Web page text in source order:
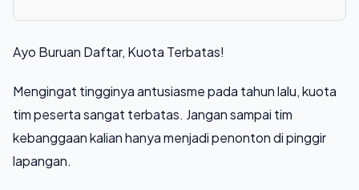
Ayo Buruan Daftar, Kuota Terbatas!
Mengingat tingginya antusiasme pada tahun lalu, kuota
tim peserta sangat terbatas. Jangan sampai tim
kebanggaan kalian hanya menjadi penonton di pinggir
lapangan.